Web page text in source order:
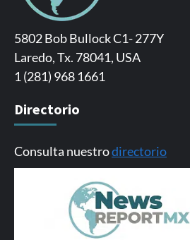
5802 Bob Bullock C1- 277Y
Laredo, Tx. 78041, USA
1 (281) 968 1661
Directorio
Consulta nuestrodirectorio